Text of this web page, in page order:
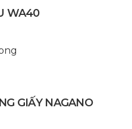
WA40
GIẤY NAGANO